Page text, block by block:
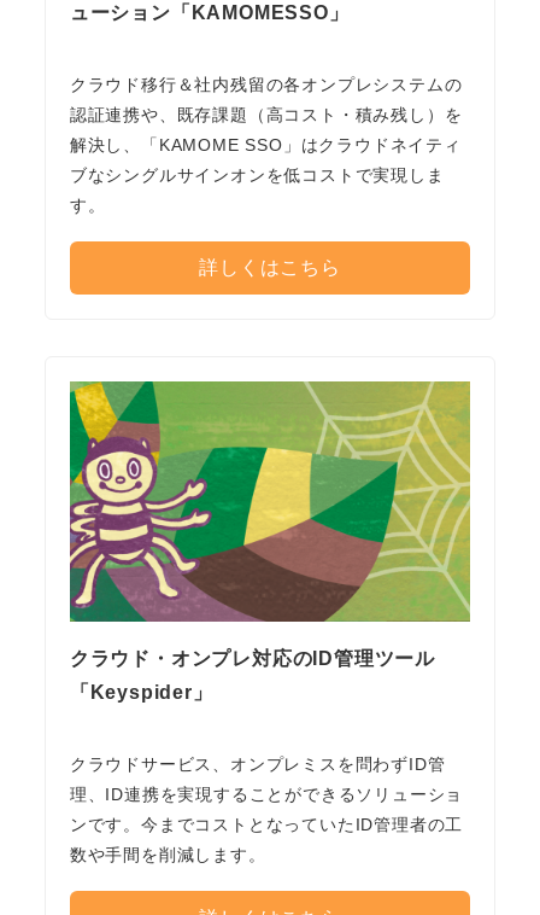
ューション「KAMOMESSO」
クラウド移行＆社内残留の各オンプレシステムの
認証連携や、既存課題（高コスト・積み残し）を
解決し、「KAMOME SSO」はクラウドネイティ
ブなシングルサインオンを低コストで実現しま
す。
詳しくはこちら
クラウド・オンプレ対応のID管理ツール
「Keyspider」
クラウドサービス、オンプレミスを問わずID管
理、ID連携を実現することができるソリューショ
ンです。今までコストとなっていたID管理者の工
数や手間を削減します。